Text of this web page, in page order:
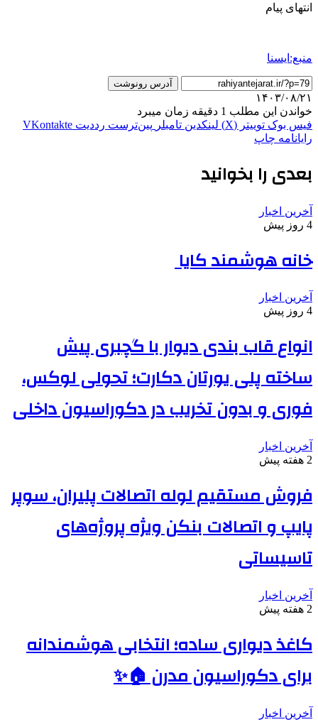
انتهای پیام
منبع:ایسنا
آدرس رونوشت
۱۴۰۳/۰۸/۲۱
خواندن این مطلب 1 دقیقه زمان میبرد
فیس بوک توییتر (X) لینکدین ‫تامبلر ‫پین‌ترست ‫رددیت ‫VKontakte
رایانامه چاپ
بعدی را بخوانید
آخرین اخبار
4 روز پیش
خانه هوشمند کایا
آخرین اخبار
4 روز پیش
انواع قاب بندی دیوار با گچبری پیش
ساخته پلی یورتان دکارت؛ تحولی لوکس،
فوری و بدون تخریب در دکوراسیون داخلی
آخرین اخبار
2 هفته پیش
فروش مستقیم لوله اتصالات پلیران، سوپر
پایپ و اتصالات بنکن ویژه پروژه‌های
تاسیساتی
آخرین اخبار
2 هفته پیش
کاغذ دیواری ساده؛ انتخابی هوشمندانه
برای دکوراسیون مدرن 🏠✨
آخرین اخبار